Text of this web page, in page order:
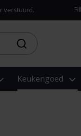
verstuurd.
Keukengoed